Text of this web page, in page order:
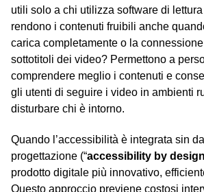
utili solo a chi utilizza software di
rendono i contenuti fruibili anche
carica completamente o la
sottotitoli dei video? Permettono a
comprendere meglio i contenuti e
gli utenti di seguire i video in ambienti
disturbare chi è intorno.
Quando l’accessibilità è integrata sin
progettazione (“accessibility by design
prodotto digitale più innovativo,
Questo approccio previene costosi